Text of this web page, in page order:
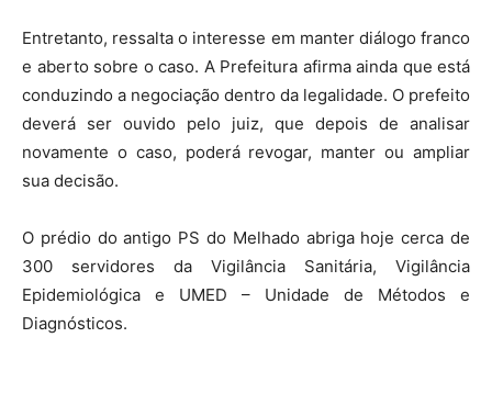
Entretanto, ressalta o interesse em manter diálogo franco
e aberto sobre o caso. A Prefeitura afirma ainda que está
conduzindo a negociação dentro da legalidade. O prefeito
deverá ser ouvido pelo juiz, que depois de analisar
novamente o caso, poderá revogar, manter ou ampliar
sua decisão.
O prédio do antigo PS do Melhado abriga hoje cerca de
300 servidores da Vigilância Sanitária, Vigilância
Epidemiológica e UMED – Unidade de Métodos e
Diagnósticos.